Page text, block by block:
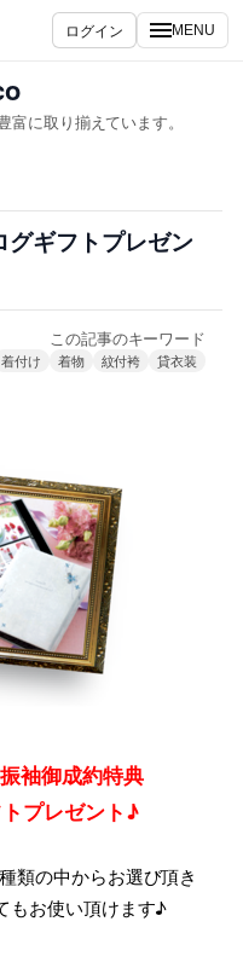
ログイン MENU
に取り揃えています。
グギフトプレゼン
この記事のキーワード
着付け 着物 紋付袴 貸衣装
袖御成約特典
プレゼント♪
類の中からお選び頂き
もお使い頂けます♪